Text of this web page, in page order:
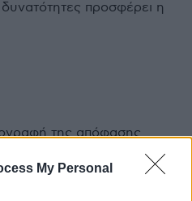
My Personal
προσφέρει η
της απόφασης
να γνωρίζουν που θα
να προετοιμαστούν.
πρέπει να